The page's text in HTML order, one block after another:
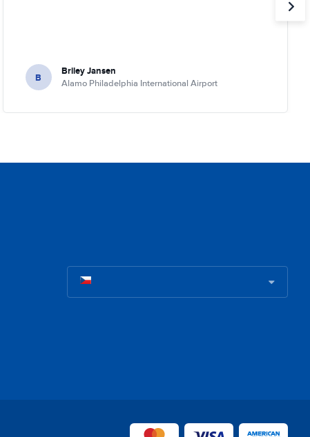
B Briley Jansen
Alamo Philadelphia International Airport